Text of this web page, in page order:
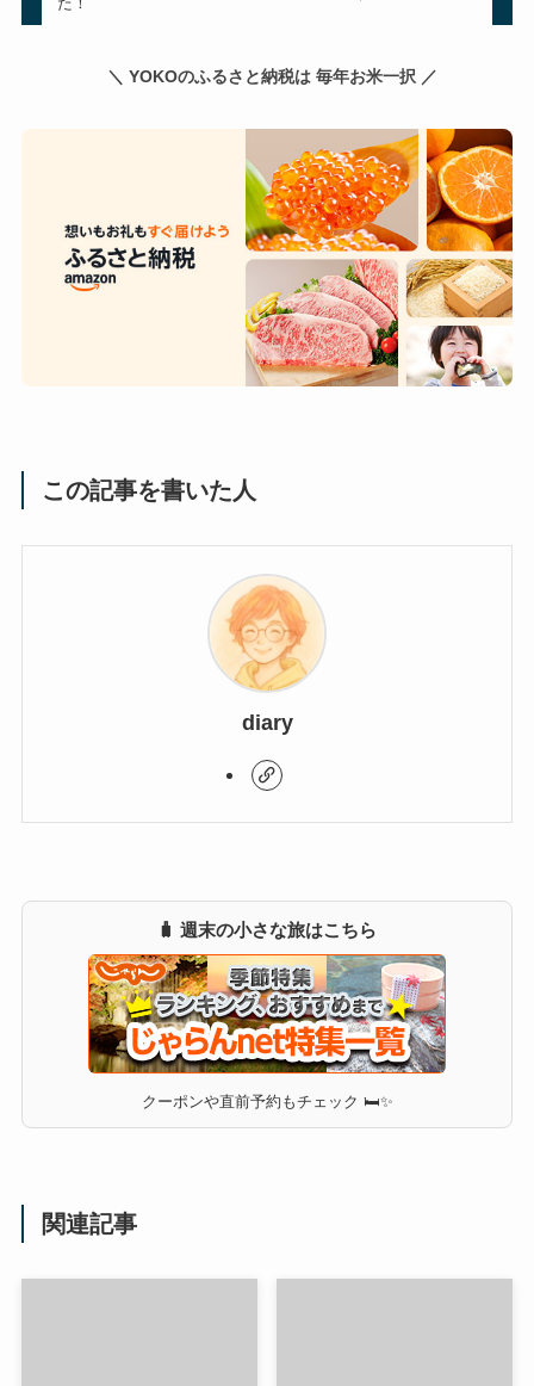
＼ YOKOのふるさと納税は 毎年お米一択 ／
この記事を書いた人
diary
🧳 週末の小さな旅はこちら
クーポンや直前予約もチェック 🛏✨
関連記事